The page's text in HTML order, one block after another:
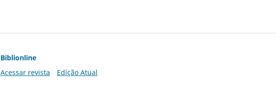
Biblionline
Acessar revista
Edição Atual